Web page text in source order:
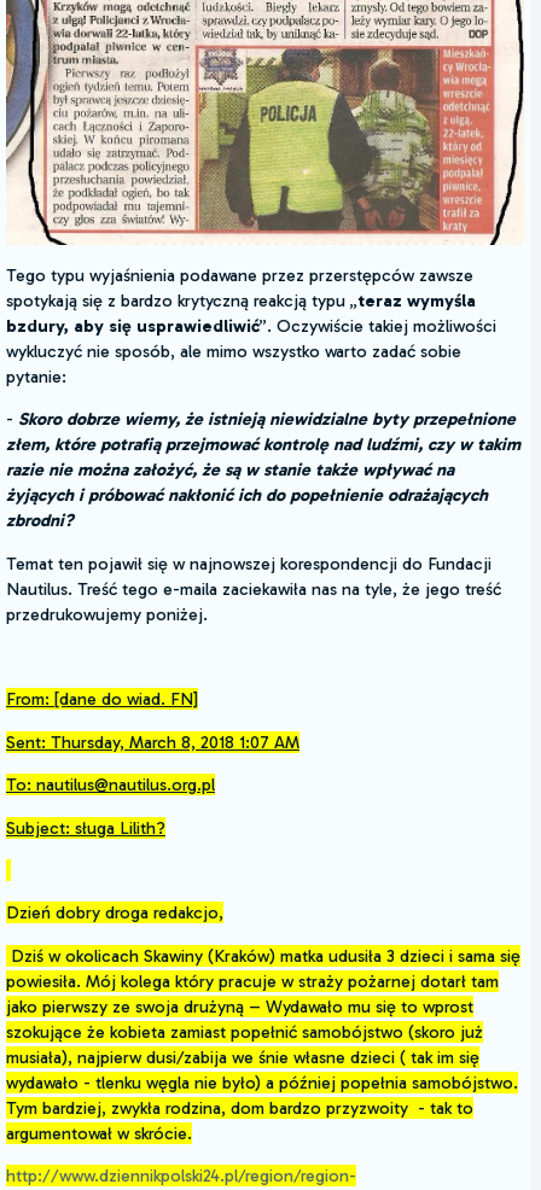
Tego typu wyjaśnienia podawane przez przerstępców zawsze
spotykają się z bardzo krytyczną reakcją typu „teraz wymyśla
bzdury, aby się usprawiedliwić”. Oczywiście takiej możliwości
wykluczyć nie sposób, ale mimo wszystko warto zadać sobie
pytanie:
- Skoro dobrze wiemy, że istnieją niewidzialne byty przepełnione
złem, które potrafią przejmować kontrolę nad ludźmi, czy w takim
razie nie można założyć, że są w stanie także wpływać na
żyjących i próbować nakłonić ich do popełnienie odrażających
zbrodni?
Temat ten pojawił się w najnowszej korespondencji do Fundacji
Nautilus. Treść tego e-maila zaciekawiła nas na tyle, że jego treść
przedrukowujemy poniżej.
From: [dane do wiad. FN]
Sent: Thursday, March 8, 2018 1:07 AM
To: nautilus@nautilus.org.pl
Subject: sługa Lilith?
Dzień dobry droga redakcjo,
Dziś w okolicach Skawiny (Kraków) matka udusiła 3 dzieci i sama się
powiesiła. Mój kolega który pracuje w straży pożarnej dotarł tam
jako pierwszy ze swoja drużyną – Wydawało mu się to wprost
szokujące że kobieta zamiast popełnić samobójstwo (skoro już
musiała), najpierw dusi/zabija we śnie własne dzieci ( tak im się
wydawało - tlenku węgla nie było) a później popełnia samobójstwo.
Tym bardziej, zwykła rodzina, dom bardzo przyzwoity - tak to
argumentował w skrócie.
http://www.dziennikpolski24.pl/region/region-